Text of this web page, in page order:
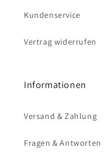
Kundenservice
Vertrag widerrufen
Informationen
Versand & Zahlung
Fragen & Antworten